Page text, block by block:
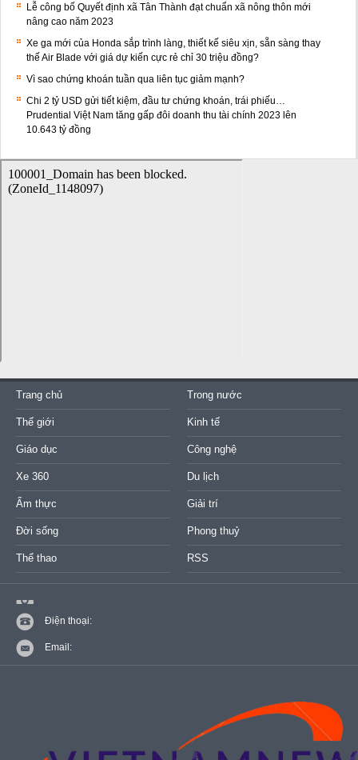
Lễ công bố Quyết định xã Tân Thành đạt chuẩn xã nông thôn mới
nâng cao năm 2023
Xe ga mới của Honda sắp trình làng, thiết kế siêu xịn, sẵn sàng thay
thế Air Blade với giá dự kiến cực rẻ chỉ 30 triệu đồng?
Vì sao chứng khoán tuần qua liên tục giảm mạnh?
Chi 2 tỷ USD gửi tiết kiệm, đầu tư chứng khoán, trái phiếu…
Prudential Việt Nam tăng gấp đôi doanh thu tài chính 2023 lên
10.643 tỷ đồng
Trang chủ Trong nước
Thế giới Kinh tế
Giáo dục Công nghệ
Xe 360 Du lịch
Ẩm thực Giải trí
Đời sống Phong thuỷ
Thể thao RSS
Điện thoại:
Email: